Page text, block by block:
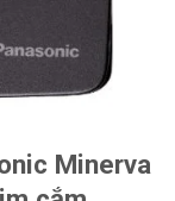
Minerva